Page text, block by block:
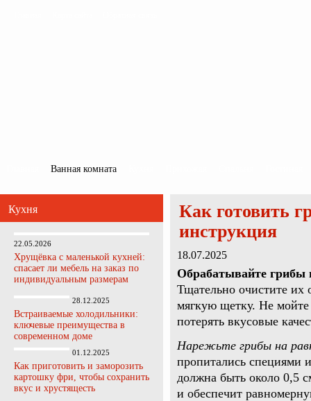
Ванная комната
Кухня
22.05.2026
Хрущёвка с маленькой кухней:
спасает ли мебель на заказ по
индивидуальным размерам
28.12.2025
Встраиваемые холодильники:
ключевые преимущества в
современном доме
01.12.2025
Как приготовить и заморозить
картошку фри, чтобы сохранить
вкус и хрустящесть
Как готовить
инструкция
18.07.2025
Обрабатывайте грибы
Тщательно очистите их
мягкую щетку. Не
потерять вкусовые
Нарежьте грибы на
пропитались специями
должна быть около 0,5
и обеспечит